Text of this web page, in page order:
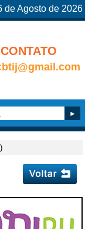
de Agosto de 2026